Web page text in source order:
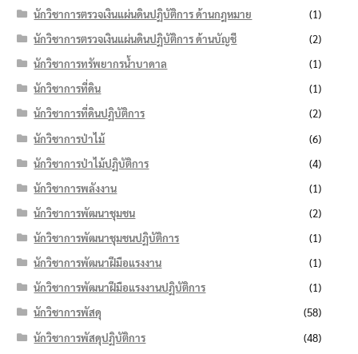
นักวิชาการตรวจเงินแผ่นดินปฏิบัติการ ด้านกฎหมาย
(1)
นักวิชาการตรวจเงินแผ่นดินปฏิบัติการ ด้านบัญชี
(2)
นักวิชาการทรัพยากรน้ำบาดาล
(1)
นักวิชาการที่ดิน
(1)
นักวิชาการที่ดินปฏิบัติการ
(2)
นักวิชาการป่าไม้
(6)
นักวิชาการป่าไม้ปฏิบัติการ
(4)
นักวิชาการพลังงาน
(1)
นักวิชาการพัฒนาชุมชน
(2)
นักวิชาการพัฒนาชุมชนปฏิบัติการ
(1)
นักวิชาการพัฒนาฝีมือแรงงาน
(1)
นักวิชาการพัฒนาฝีมือแรงงานปฏิบัติการ
(1)
นักวิชาการพัสดุ
(58)
นักวิชาการพัสดุปฏิบัติการ
(48)